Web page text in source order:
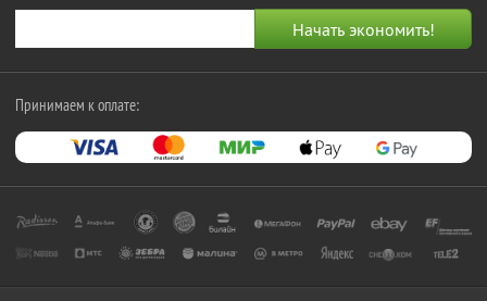
Принимаем к оплате: